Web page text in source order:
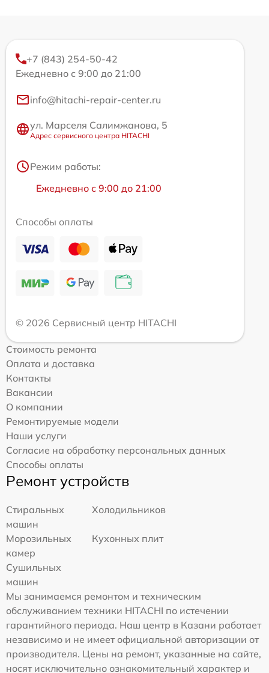
+7 (843) 254-50-42
Ежедневно с 9:00 до 21:00
info@hitachi-repair-center.ru
ул. Марселя Салимжанова, 5
Адрес сервисного центра HITACHI
Режим работы:
Ежедневно с 9:00 до 21:00
Способы оплаты
© 2026 Сервисный центр HITACHI
Стоимость ремонта
Оплата и доставка
Контакты
Вакансии
О компании
Ремонтируемые модели
Наши услуги
Согласие на обработку персональных данных
Способы оплаты
Ремонт устройств
Стиральных
машин
Холодильников
Морозильных
камер
Кухонных плит
Сушильных
машин
Мы занимаемся ремонтом и техническим
обслуживанием техники HITACHI по истечении
гарантийного периода. Наш центр в Казани работает
независимо и не имеет официальной авторизации от
производителя. Цены на ремонт, указанные на сайте,
носят исключительно ознакомительный характер и